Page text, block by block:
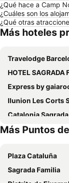
¿Qué hace a Camp
¿Cuáles son los
¿Qué otras
Más hoteles
Travelodge
HOTEL SAGRADA
Express by
Ilunion Les Corts
Catalonia
Hotel Alimara
Eurostars Cristal
Barcelona Princess
Más Puntos
Plaza Cataluña
Sagrada Familia